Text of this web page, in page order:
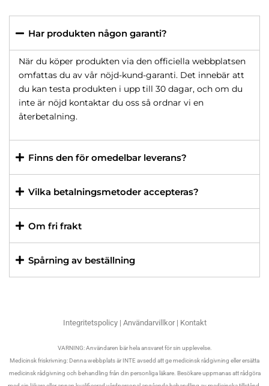
Har produkten någon garanti?
När du köper produkten via den officiella webbplatsen
omfattas du av vår nöjd-kund-garanti. Det innebär att
du kan testa produkten i upp till 30 dagar, och om du
inte är nöjd kontaktar du oss så ordnar vi en
återbetalning.
Finns den för omedelbar leverans?
Vilka betalningsmetoder accepteras?
Om fri frakt
Spårning av beställning
Integritetspolicy| Användarvillkor| Kontakt
VARNING: Användaren bär hela ansvaret för sin upplevelse.
Medicinsk friskrivning: Denna webbplats är INTE avsedd att ge medicinsk rådgivning eller ersätta
medicinsk rådgivning och behandling från din personliga läkare. Besökare uppmanas att rådgöra